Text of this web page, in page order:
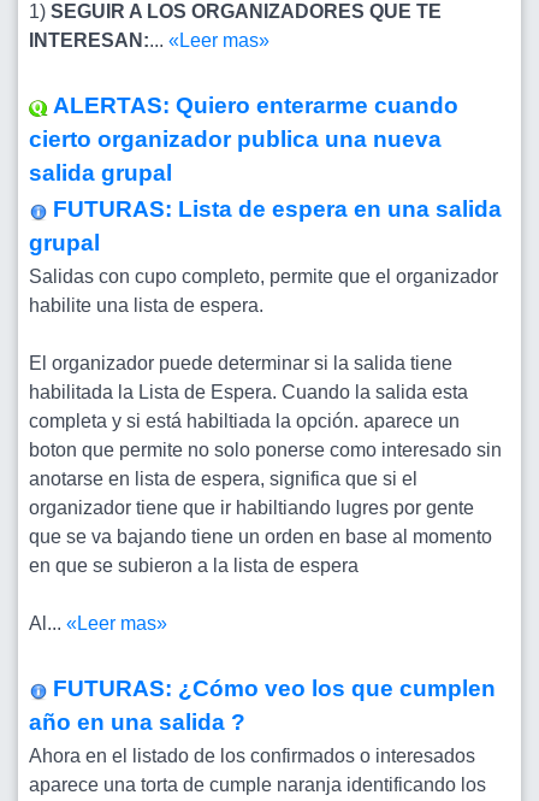
1) SEGUIR A LOS ORGANIZADORES QUE TE
INTERESAN:... «Leer mas»
ALERTAS: Quiero enterarme cuando
cierto organizador publica una nueva
salida grupal
FUTURAS: Lista de espera en una salida
grupal
Salidas con cupo completo, permite que el organizador
habilite una lista de espera.
El organizador puede determinar si la salida tiene
habilitada la Lista de Espera. Cuando la salida esta
completa y si está habiltiada la opción. aparece un
boton que permite no solo ponerse como interesado sin
anotarse en lista de espera, significa que si el
organizador tiene que ir habiltiando lugres por gente
que se va bajando tiene un orden en base al momento
en que se subieron a la lista de espera
Al... «Leer mas»
FUTURAS: ¿Cómo veo los que cumplen
año en una salida ?
Ahora en el listado de los confirmados o interesados
aparece una torta de cumple naranja identificando los